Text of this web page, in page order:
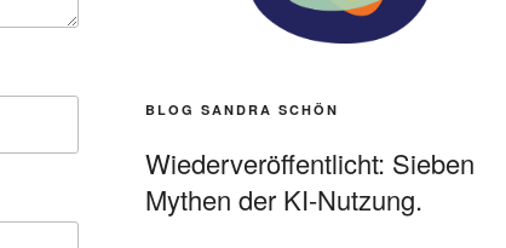
BLOG SANDRA SCHÖN
Wiederveröffentlicht: Sieben
Mythen der KI-Nutzung.